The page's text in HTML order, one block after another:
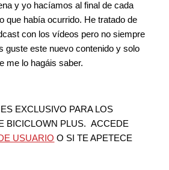
y yo hacíamos al final de cada
que había ocurrido. He tratado de
con los vídeos pero no siempre
guste este nuevo contenido y solo
me lo hagáis saber.
EXCLUSIVO PARA LOS
BICICLOWN PLUS. ACCEDE
USUARIO O SI TE APETECE